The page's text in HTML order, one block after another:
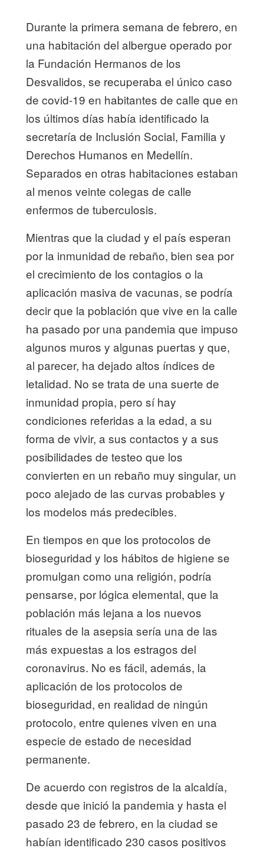
Durante la primera semana de febrero, en
una habitación del albergue operado por
la Fundación Hermanos de los
Desvalidos, se recuperaba el único caso
de covid-19 en habitantes de calle que en
los últimos días había identificado la
secretaría de Inclusión Social, Familia y
Derechos Humanos en Medellín.
Separados en otras habitaciones estaban
al menos veinte colegas de calle
enfermos de tuberculosis.
Mientras que la ciudad y el país esperan
por la inmunidad de rebaño, bien sea por
el crecimiento de los contagios o la
aplicación masiva de vacunas, se podría
decir que la población que vive en la calle
ha pasado por una pandemia que impuso
algunos muros y algunas puertas y que,
al parecer, ha dejado altos índices de
letalidad. No se trata de una suerte de
inmunidad propia, pero sí hay
condiciones referidas a la edad, a su
forma de vivir, a sus contactos y a sus
posibilidades de testeo que los
convierten en un rebaño muy singular, un
poco alejado de las curvas probables y
los modelos más predecibles.
En tiempos en que los protocolos de
bioseguridad y los hábitos de higiene se
promulgan como una religión, podría
pensarse, por lógica elemental, que la
población más lejana a los nuevos
rituales de la asepsia sería una de las
más expuestas a los estragos del
coronavirus. No es fácil, además, la
aplicación de los protocolos de
bioseguridad, en realidad de ningún
protocolo, entre quienes viven en una
especie de estado de necesidad
permanente.
De acuerdo con registros de la alcaldía,
desde que inició la pandemia y hasta el
pasado 23 de febrero, en la ciudad se
habían identificado 230 casos positivos